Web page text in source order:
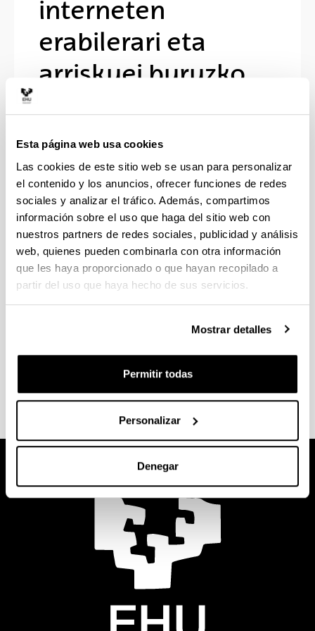
Esta página web usa cookies
Las cookies de este sitio web se usan para personalizar
el contenido y los anuncios, ofrecer funciones de redes
sociales y analizar el tráfico. Además, compartimos
información sobre el uso que haga del sitio web con
nuestros partners de redes sociales, publicidad y análisis
web, quienes pueden combinarla con otra información
que les haya proporcionado o que hayan recopilado a
partir del uso que haya hecho de sus servicios.
Mostrar detalles
Permitir todas
Personalizar
Denegar
interneten
erabilerari eta
arriskuei buruzko
Pertzepziotik
kontzientzia piztera
Doctorando/a:
Gamito Gómez, Rakel
Año:
2019
Personas encargadas de la dirección:
<strong>Departamento:</strong> Didáctica y
Organización Escolar